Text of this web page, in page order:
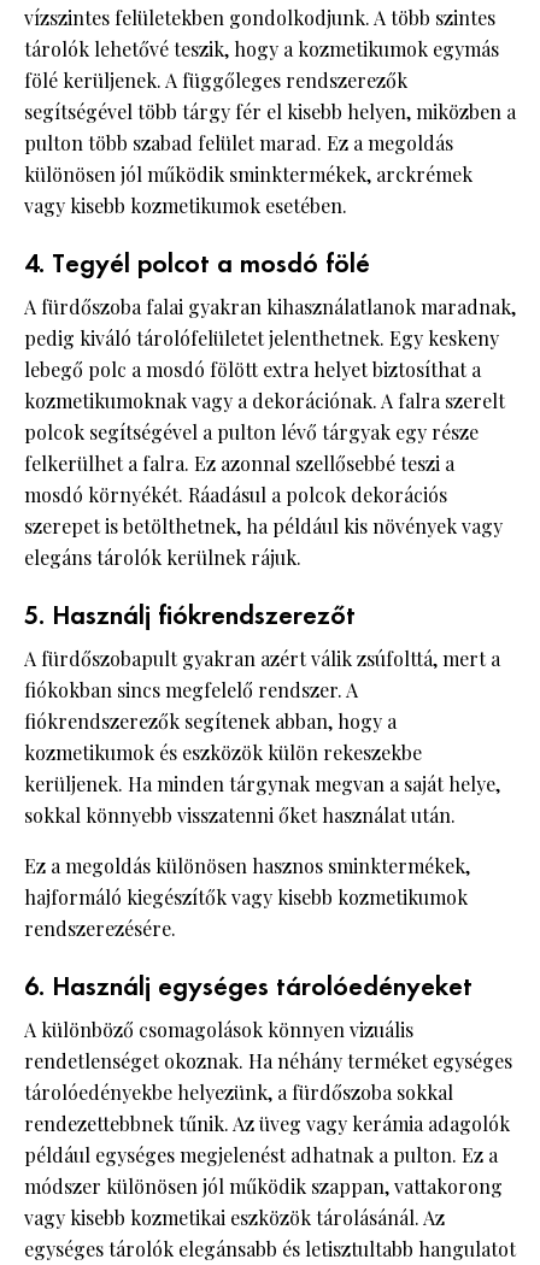
vízszintes felületekben gondolkodjunk. A több szintes
tárolók lehetővé teszik, hogy a kozmetikumok egymás
fölé kerüljenek. A függőleges rendszerezők
segítségével több tárgy fér el kisebb helyen, miközben a
pulton több szabad felület marad. Ez a megoldás
különösen jól működik sminktermékek, arckrémek
vagy kisebb kozmetikumok esetében.
4. Tegyél polcot a mosdó fölé
A fürdőszoba falai gyakran kihasználatlanok maradnak,
pedig kiváló tárolófelületet jelenthetnek. Egy keskeny
lebegő polc a mosdó fölött extra helyet biztosíthat a
kozmetikumoknak vagy a dekorációnak. A falra szerelt
polcok segítségével a pulton lévő tárgyak egy része
felkerülhet a falra. Ez azonnal szellősebbé teszi a
mosdó környékét. Ráadásul a polcok dekorációs
szerepet is betölthetnek, ha például kis növények vagy
elegáns tárolók kerülnek rájuk.
5. Használj fiókrendszerezőt
A fürdőszobapult gyakran azért válik zsúfolttá, mert a
fiókokban sincs megfelelő rendszer. A
fiókrendszerezők segítenek abban, hogy a
kozmetikumok és eszközök külön rekeszekbe
kerüljenek. Ha minden tárgynak megvan a saját helye,
sokkal könnyebb visszatenni őket használat után.
Ez a megoldás különösen hasznos sminktermékek,
hajformáló kiegészítők vagy kisebb kozmetikumok
rendszerezésére.
6. Használj egységes tárolóedényeket
A különböző csomagolások könnyen vizuális
rendetlenséget okoznak. Ha néhány terméket egységes
tárolóedényekbe helyezünk, a fürdőszoba sokkal
rendezettebbnek tűnik. Az üveg vagy kerámia adagolók
például egységes megjelenést adhatnak a pulton. Ez a
módszer különösen jól működik szappan, vattakorong
vagy kisebb kozmetikai eszközök tárolásánál. Az
egységes tárolók elegánsabb és letisztultabb hangulatot